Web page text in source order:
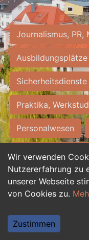
Wir verwenden
Nutzererfahrung zu
unserer Webseite
von Cookies zu.
Zustimmen
Journalismus, PR,
Ausbildungsplätze
Sicherheitsdienste
Praktika,
Personalwesen
Hilfskräfte,
Einkauf, Logistik,
Weiterbildung,
Tourismus